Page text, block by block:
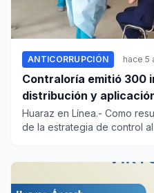
ANTICORRUPCIÓN hace 5
Contraloría emitió 300
distribución y
Huaraz en Línea.- Como
de la estrategia de control